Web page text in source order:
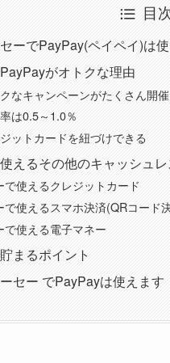
目
ーでPayPay(ペイペイ)は使
がオトクな理由
なキャンペーンがたくさん開
は0.5～1.0％
ットカードを紐づけできる
えるその他のキャッシュレ
で使えるクレジットカード
で使えるスマホ決済(QRコード
で使える電子マネー
まるポイント
セー でPayPayは使えます